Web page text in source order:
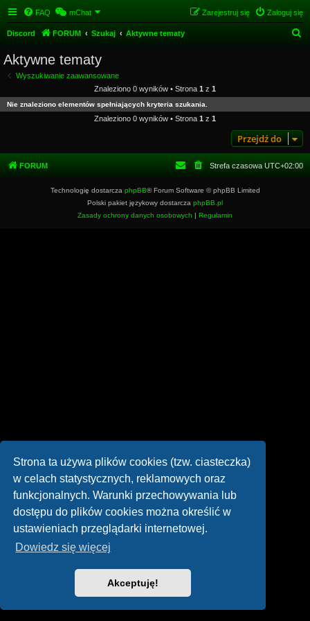
Strona ta używa plików cookies (tzw. ciasteczka)
w celach statystycznych, reklamowych oraz
funkcjonalnych. Warunki przechowywania lub
dostępu do plików cookies można określić w
ustawieniach przeglądarki internetowej.
Dowiedz się więcej
Akceptuję!
FAQ mChat Zaloguj się
Zarejestruj się
Discord FORUM Szukaj Aktywne tematy
a
Aktywne tematy
Wyszukiwanie zaawansowane
Znaleziono 0 wyników • Strona 1 z 1
Nie znaleziono elementów spełniających kryteria szukania.
Znaleziono 0 wyników • Strona 1 z 1
Przejdź do
FORUM Strefa czasowa UTC+02:00
Technologię dostarcza phpBB® Forum Software © phpBB Limited
Polski pakiet językowy dostarcza phpBB.pl
Zasady ochrony danych osobowych | Regulamin